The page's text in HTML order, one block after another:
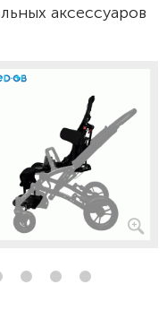
аксессуаров